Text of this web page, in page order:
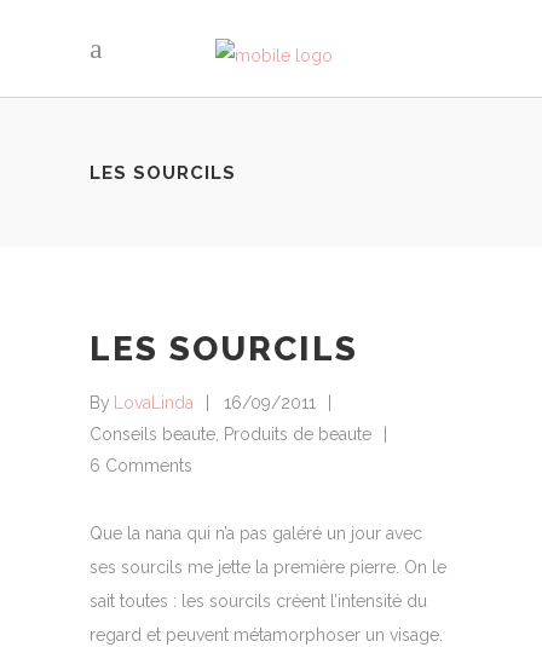
LES SOURCILS
LES SOURCILS
By LovaLinda
16/09/2011
Conseils beaute, Produits de beaute
6 Comments
Que la nana qui n’a pas galéré un jour avec
ses sourcils me jette la première pierre. On le
sait toutes : les sourcils créent l’intensité du
regard et peuvent métamorphoser un visage.